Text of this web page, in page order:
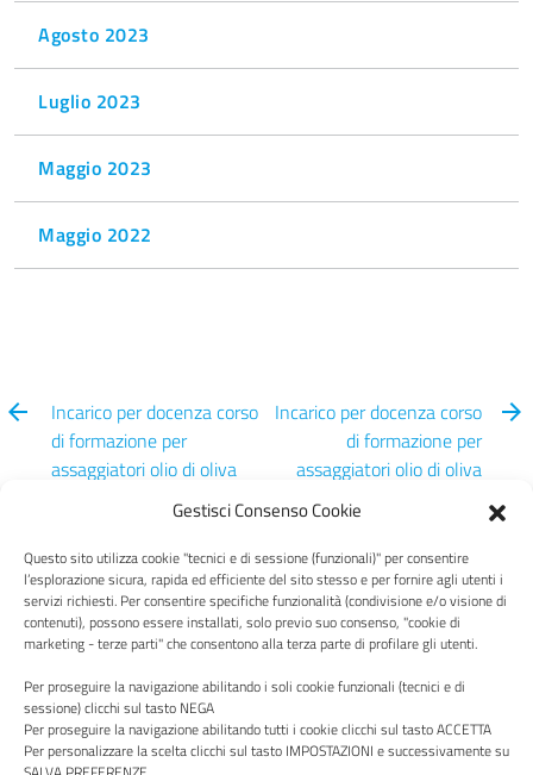
Gestisci Consenso Cookie
Questo sito utilizza cookie "tecnici e di sessione (funzionali)" per consentire
l’esplorazione sicura, rapida ed efficiente del sito stesso e per fornire agli utenti i
servizi richiesti. Per consentire specifiche funzionalità (condivisione e/o visione di
contenuti), possono essere installati, solo previo suo consenso, "cookie di
marketing - terze parti" che consentono alla terza parte di profilare gli utenti.
Per proseguire la navigazione abilitando i soli cookie funzionali (tecnici e di
sessione) clicchi sul tasto NEGA
Per proseguire la navigazione abilitando tutti i cookie clicchi sul tasto ACCETTA
Per personalizzare la scelta clicchi sul tasto IMPOSTAZIONI e successivamente su
Agosto 2023
Luglio 2023
Maggio 2023
Maggio 2022
Incarico per docenza corso
di formazione per
assaggiatori olio di oliva
dal 14 al 30 Maggio 2024
Incarico per docenza corso
di formazione per
assaggiatori olio di oliva
dal 14 al 30 Maggio 2024
Centro Italia